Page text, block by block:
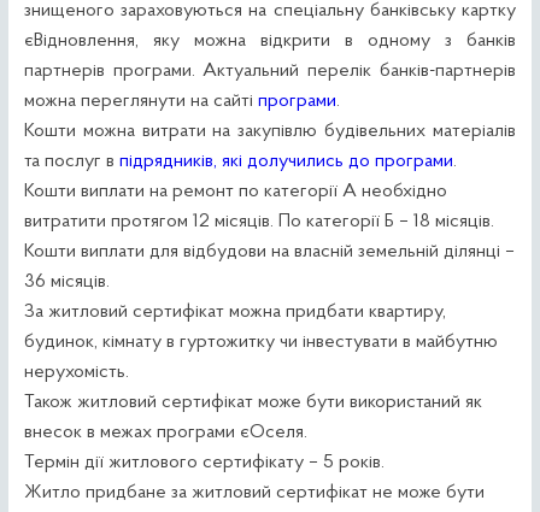
знищеного зараховуються на спеціальну банківську картку
єВідновлення, яку можна відкрити в одному з банків
партнерів програми. Актуальний перелік банків-партнерів
можна переглянути на сайті програми.
Кошти можна витрати на закупівлю будівельних матеріалів
та послуг в підрядників, які долучились до програми.
Кошти виплати на ремонт по категорії А необхідно
витратити протягом 12 місяців. По категорії Б – 18 місяців.
Кошти виплати для відбудови на власній земельній ділянці –
36 місяців.
За житловий сертифікат можна придбати квартиру,
будинок, кімнату в гуртожитку чи інвестувати в майбутню
нерухомість.
Також житловий сертифікат може бути використаний як
внесок в межах програми єОселя.
Термін дії житлового сертифікату – 5 років.
Житло придбане за житловий сертифікат не може бути